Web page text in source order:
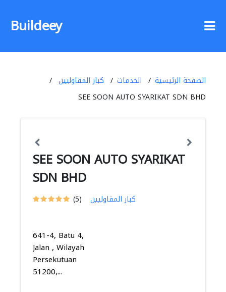
Buildeey
الصفحة الرئيسية الخدمات
كبار المقاوليين
SEE SOON AUTO SYARIKAT SDN BHD
SEE SOON AUTO SYARIKAT
SDN BHD
(5) كبار المقاوليين
641-4, Batu 4,
Jalan , Wilayah
Persekutuan
51200,...